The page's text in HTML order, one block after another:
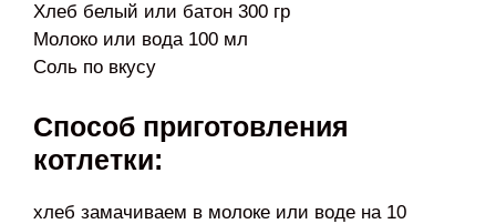
Хлеб белый или батон 300 гр
Молоко или вода 100 мл
Соль по вкусу
Способ приготовления
котлетки:
хлеб замачиваем в молоке или воде на 10